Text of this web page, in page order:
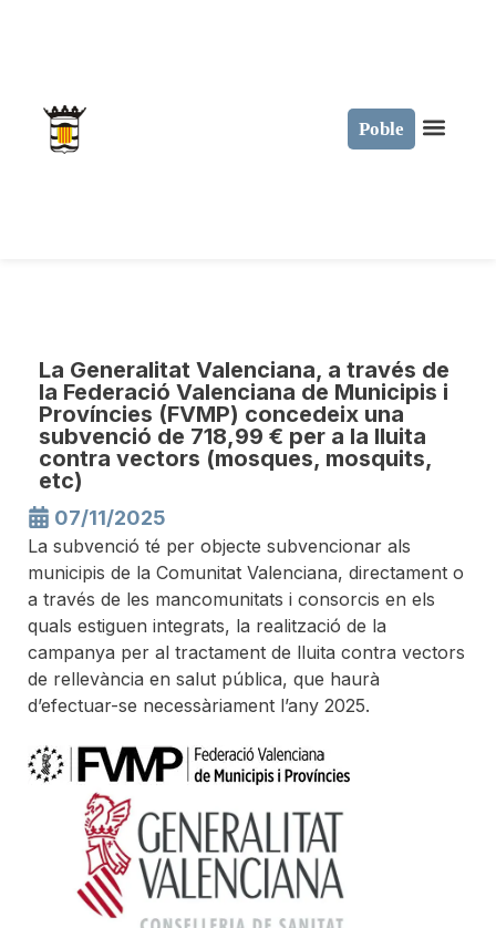
Poble
La Generalitat Valenciana, a través de
la Federació Valenciana de Municipis i
Províncies (FVMP) concedeix una
subvenció de 718,99 € per a la lluita
contra vectors (mosques, mosquits,
etc)
07/11/2025
La subvenció té per objecte subvencionar als
municipis de la Comunitat Valenciana, directament o
a través de les mancomunitats i consorcis en els
quals estiguen integrats, la realització de la
campanya per al tractament de lluita contra vectors
de rellevància en salut pública, que haurà
d’efectuar-se necessàriament l’any 2025.